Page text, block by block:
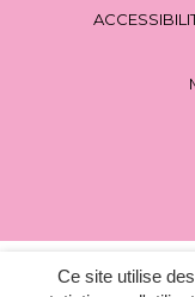
Ce site utilise